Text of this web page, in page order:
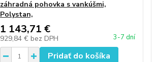
záhradná pohovka s vankúšmi,
Polystan,
1 143,71 €
929,84 € bez DPH 3-7 dní
Pridať do košíka